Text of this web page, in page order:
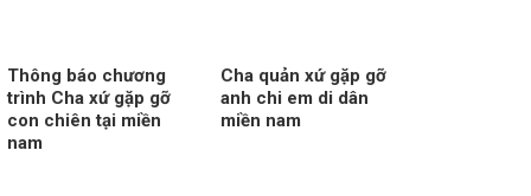
Thông báo chương
trình Cha xứ gặp gỡ
con chiên tại miền
nam
Cha quản xứ gặp gỡ
anh chi em di dân
miền nam